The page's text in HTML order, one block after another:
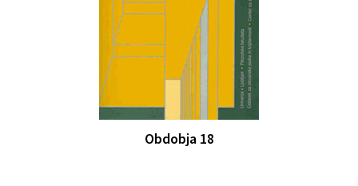
Obdobja 18